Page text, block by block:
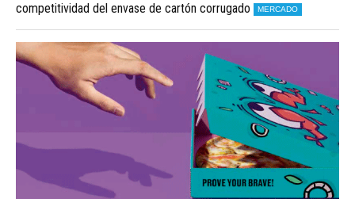
competitividad del envase de cartón corrugado
MERCADO